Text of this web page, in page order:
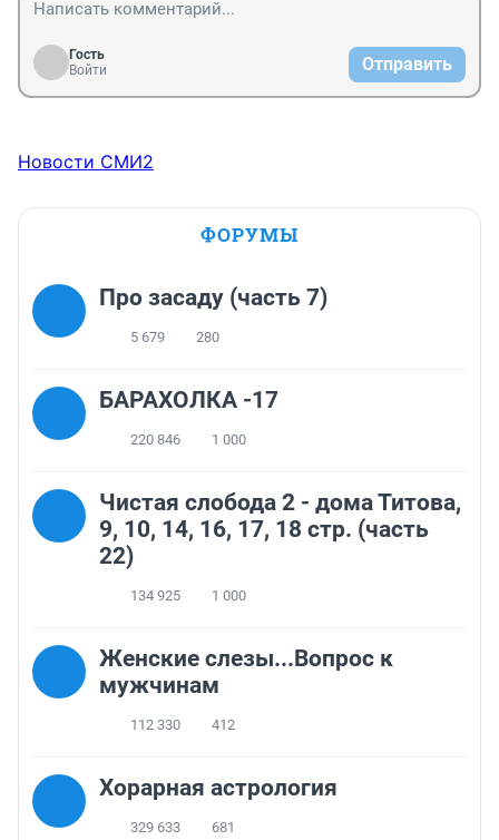
Гость
Войти
Отправить
Новости СМИ2
ФОРУМЫ
Про засаду (часть 7)
5 679 280
БАРАХОЛКА -17
220 846 1 000
Чистая слобода 2 - дома Титова,
9, 10, 14, 16, 17, 18 стр. (часть
22)
134 925 1 000
Женские слезы...Вопрос к
мужчинам
112 330 412
Хорарная астрология
329 633 681